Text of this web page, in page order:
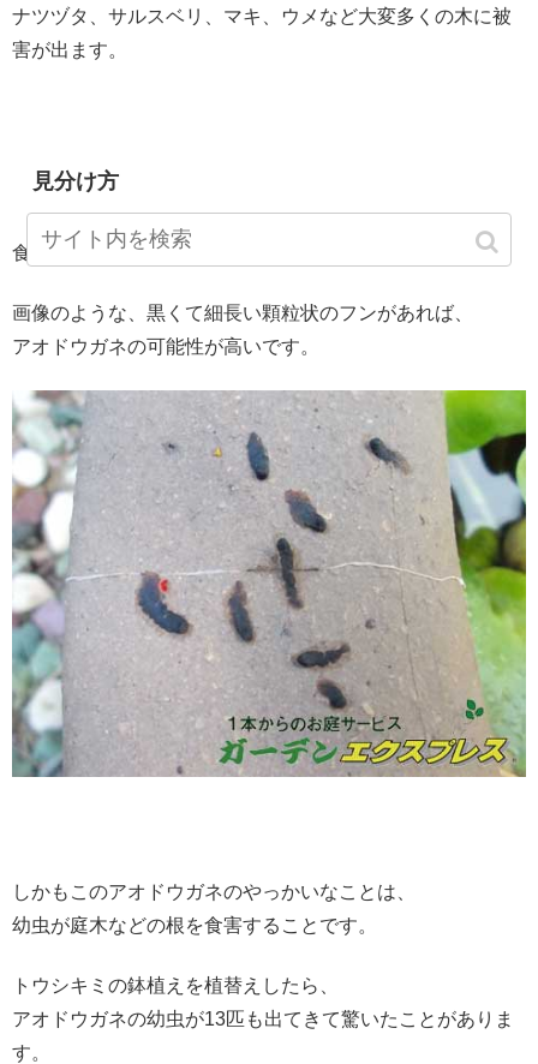
ナツヅタ、サルスベリ、マキ、ウメなど大変多くの木に被
害が出ます。
見分け方
食害された植物の下を確認してみてください
画像のような、黒くて細長い顆粒状のフンがあれば、
アオドウガネの可能性が高いです。
しかもこのアオドウガネのやっかいなことは、
幼虫が庭木などの根を食害することです。
トウシキミの鉢植えを植替えしたら、
アオドウガネの幼虫が13匹も出てきて驚いたことがありま
す。